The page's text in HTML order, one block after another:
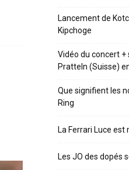
Lancement de
Kipchoge
Vidéo du concert +
Pratteln (Suisse)
Que signifient les
Ring
La Ferrari Luce
Les JO des dopés